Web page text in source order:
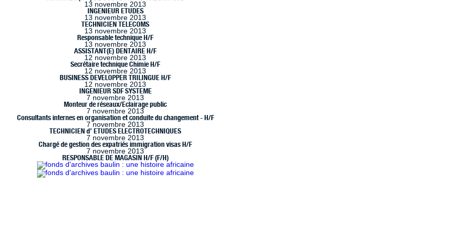
13 novembre 2013
INGENIEUR ETUDES
13 novembre 2013
TECHNICIEN TELECOMS
13 novembre 2013
Responsable technique H/F
13 novembre 2013
ASSISTANT(E) DENTAIRE H/F
12 novembre 2013
Secrétaire technique Chimie H/F
12 novembre 2013
BUSINESS DEVELOPPER TRILINGUE H/F
12 novembre 2013
INGENIEUR SDF SYSTEME
7 novembre 2013
Monteur de réseaux/Eclairage public
7 novembre 2013
Consultants internes en organisation et conduite du changement - H/F
7 novembre 2013
TECHNICIEN d’ ETUDES ELECTROTECHNIQUES
7 novembre 2013
Chargé de gestion des expatriés immigration visas H/F
7 novembre 2013
RESPONSABLE DE MAGASIN H/F (F/H)